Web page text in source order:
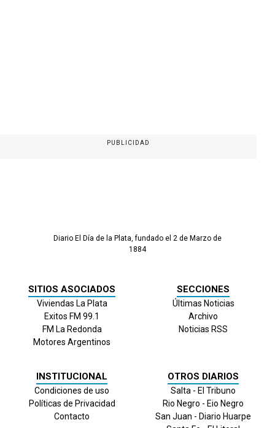
PUBLICIDAD
Diario El Día de la Plata, fundado el 2 de Marzo de
1884
SITIOS ASOCIADOS
Viviendas La Plata
Exitos FM 99.1
FM La Redonda
Motores Argentinos
SECCIONES
Últimas Noticias
Archivo
Noticias RSS
INSTITUCIONAL
Condiciones de uso
Políticas de Privacidad
Contacto
OTROS DIARIOS
Salta - El Tribuno
Rio Negro - Eio Negro
San Juan - Diario Huarpe